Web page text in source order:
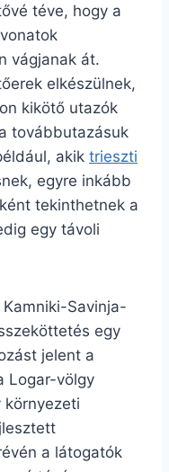
téve, hogy a
vágjanak át.
elkészülnek,
kikötő utazók
továbbutazásuk
akik trieszti
egyre inkább
tekinthetnek a
egy távoli
Savinja-
egy
jelent a
Logar-völgy
a látogatók